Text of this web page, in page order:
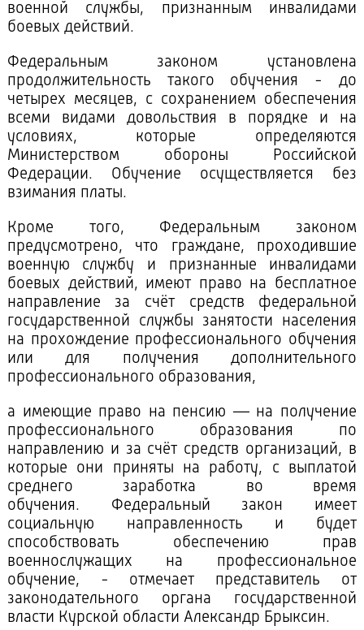
военной службы, признанным инвалидами
боевых действий.
Федеральным законом установлена
продолжительность такого обучения - до
четырех месяцев, с сохранением обеспечения
всеми видами довольствия в порядке и на
условиях, которые определяются
Министерством обороны Российской
Федерации. Обучение осуществляется без
взимания платы.
Кроме того, Федеральным законом
предусмотрено, что граждане, проходившие
военную службу и признанные инвалидами
боевых действий, имеют право на бесплатное
направление за счёт средств федеральной
государственной службы занятости населения
на прохождение профессионального обучения
или для получения дополнительного
профессионального образования,
а имеющие право на пенсию — на получение
профессионального образования по
направлению и за счёт средств организаций, в
которые они приняты на работу, с выплатой
среднего заработка во время
обучения. Федеральный закон имеет
социальную направленность и будет
способствовать обеспечению прав
военнослужащих на профессиональное
обучение, - отмечает представитель от
законодательного органа государственной
власти Курской области Александр Брыксин.